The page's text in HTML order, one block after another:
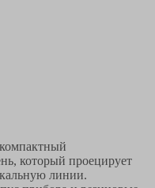
который проецирует
линии.